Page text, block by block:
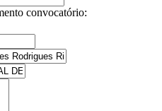
convocatório: